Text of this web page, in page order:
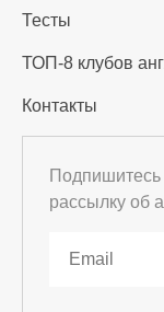
Тесты
ТОП-8 клубов
Контакты
рассылку об